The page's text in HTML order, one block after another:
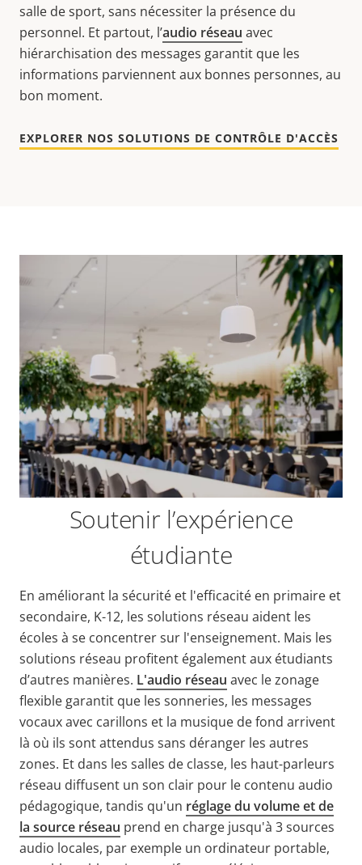
salle de sport, sans nécessiter la présence du
personnel. Et partout, l’audio réseau avec
hiérarchisation des messages garantit que les
informations parviennent aux bonnes personnes, au
bon moment.
EXPLORER NOS SOLUTIONS DE CONTRÔLE D'ACCÈS
Soutenir l’expérience
étudiante
En améliorant la sécurité et l'efficacité en primaire et
secondaire, K-12, les solutions réseau aident les
écoles à se concentrer sur l'enseignement. Mais les
solutions réseau profitent également aux étudiants
d’autres manières. L'audio réseau avec le zonage
flexible garantit que les sonneries, les messages
vocaux avec carillons et la musique de fond arrivent
là où ils sont attendus sans déranger les autres
zones. Et dans les salles de classe, les haut-parleurs
réseau diffusent un son clair pour le contenu audio
pédagogique, tandis qu'un réglage du volume et de
la source réseau prend en charge jusqu'à 3 sources
audio locales, par exemple un ordinateur portable,